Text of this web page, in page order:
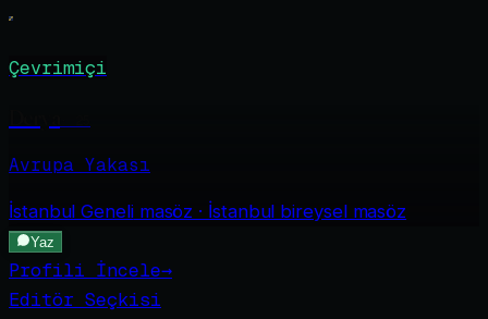
Çevrimiçi
Avrupa Yakası
İstanbul Genelimasöz · İstanbul bireysel masöz
Yaz
Profili İncele→
Editör Seçkisi